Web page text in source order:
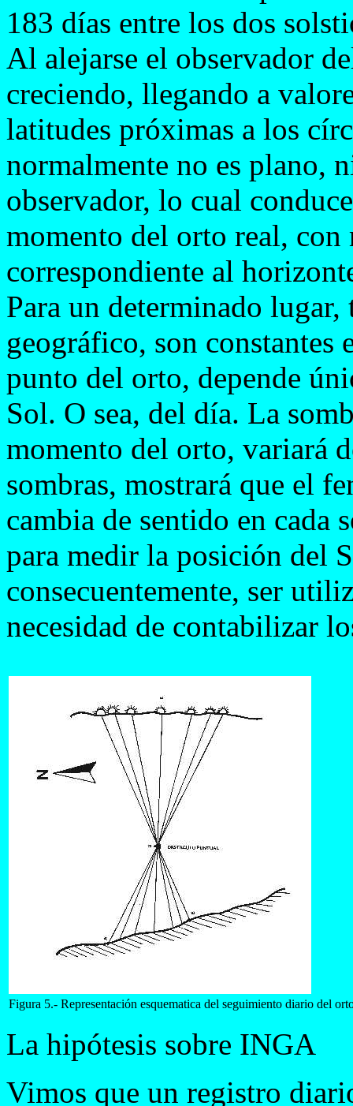
183 días entre los dos
Al alejarse el observador
creciendo, llegando a
latitudes próximas a los
normalmente no es plano,
observador, lo cual
momento del orto real,
correspondiente al
Para un determinado
geográfico, son
punto del orto, depende
Sol. O sea, del día. La
momento del orto, variará
sombras, mostrará que el
cambia de sentido en cada
para medir la posición del
consecuentemente, ser
necesidad de contabilizar
Figura 5.- Representación esquematica del seguimiento diario del
La hipótesis sobre INGA
Vimos que un registro